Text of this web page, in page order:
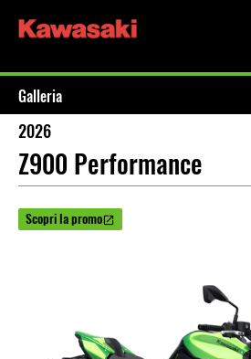
Galleria
2026
Z900 Performance
Scopri la promo